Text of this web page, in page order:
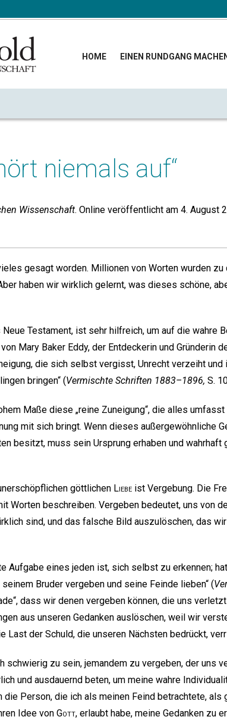
HOME EINEN RUNDGANG MACHEN
niemals auf“
Wissenschaft. Online veröffentlicht am 4. August
gesagt worden. Millionen von Worten wurden
haben wir wirklich gelernt, was dieses schöne,
Testament, ist sehr hilfreich, um auf die wahre
Mary Baker Eddy, der Entdeckerin und Gründerin
die sich selbst vergisst, Unrecht verzeiht
bringen“ (Vermischte Schriften 1883–1896, S.
Maße diese „reine Zuneigung“, die alles
mit sich bringt. Wenn dieses außergewöhnliche
besitzt, muss sein Ursprung erhaben und
göttlichen Liebe ist Vergebung. Die
Worten beschreiben. Vergeben bedeutet, uns von
sind, und das falsche Bild auszulöschen, das
Aufgabe eines jeden ist, sich selbst zu erkennen;
seinem Bruder vergeben und seine Feinde lieben“ (
dass wir denen vergeben können, die uns
aus unseren Gedanken auslöschen, weil wir
Last der Schuld, die unseren Nächsten bedrückt,
schwierig zu sein, jemandem zu vergeben, der uns
und ausdauernd beten, um meine wahre
die Person, die ich als meinen Feind betrachtete,
Idee von Gott, erlaubt habe, meine Gedanken zu